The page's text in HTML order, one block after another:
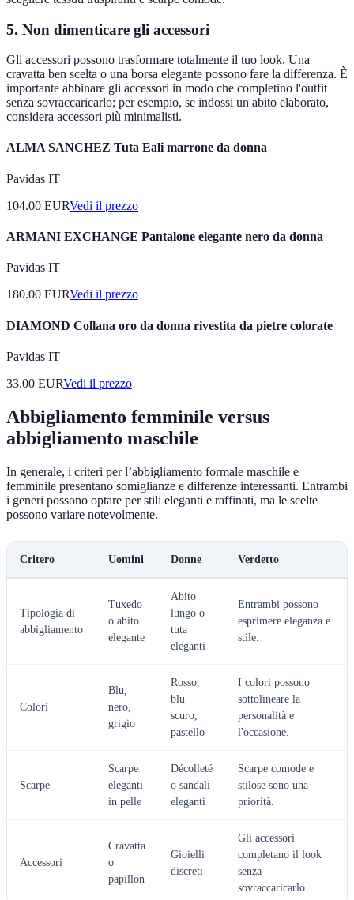
5. Non dimenticare gli accessori
Gli accessori possono trasformare totalmente il tuo look. Una
cravatta ben scelta o una borsa elegante possono fare la differenza. È
importante abbinare gli accessori in modo che completino l'outfit
senza sovraccaricarlo; per esempio, se indossi un abito elaborato,
considera accessori più minimalisti.
ALMA SANCHEZ Tuta Eali marrone da donna
Pavidas IT
104.00 EURVedi il prezzo
ARMANI EXCHANGE Pantalone elegante nero da donna
Pavidas IT
180.00 EURVedi il prezzo
DIAMOND Collana oro da donna rivestita da pietre colorate
Pavidas IT
33.00 EURVedi il prezzo
Abbigliamento femminile versus
abbigliamento maschile
In generale, i criteri per l’abbigliamento formale maschile e
femminile presentano somiglianze e differenze interessanti. Entrambi
i generi possono optare per stili eleganti e raffinati, ma le scelte
possono variare notevolmente.
Critero Uomini Donne Verdetto
Tipologia di
abbigliamento
Tuxedo
o abito
elegante
Abito
lungo o
tuta
eleganti
Entrambi possono
esprimere eleganza e
stile.
Colori
Blu,
nero,
grigio
Rosso,
blu
scuro,
pastello
I colori possono
sottolineare la
personalità e
l'occasione.
Scarpe
Scarpe
eleganti
in pelle
Décolleté
o sandali
eleganti
Scarpe comode e
stilose sono una
priorità.
Accessori
Cravatta
o
papillon
Gioielli
discreti
Gli accessori
completano il look
senza
sovraccaricarlo.